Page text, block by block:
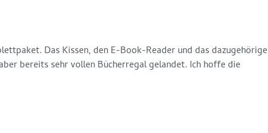
Das Kissen, den E-Book-Reader und das dazugehörige
bereits sehr vollen Bücherregal gelandet. Ich hoffe die